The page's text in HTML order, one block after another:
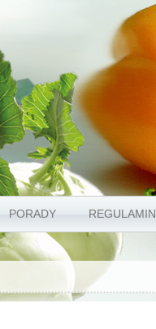
PORADY REGULAMIN